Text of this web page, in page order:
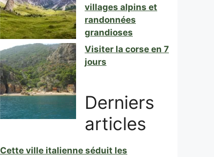
villages alpins et
randonnées
grandioses
Visiter la corse en 7
jours
Derniers
articles
Cette ville italienne séduit les